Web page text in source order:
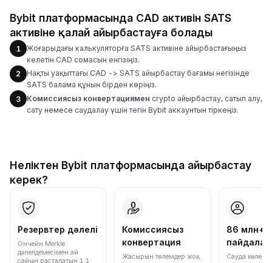
Bybit платформасында CAD активін SATS
активіне қалай айырбастауға болады
1
Жоғарыдағы калькуляторға SATS активіне айырбастағыңыз
келетін CAD сомасын енгізіңіз.
2
Нақты уақыттағы CAD -> SATS айырбастау бағамы негізінде
SATS балама құнын бірден көріңіз.
3
Комиссиясыз конвертациямен crypto айырбастау, сатып алу,
сату немесе саудалау үшін тегін Bybit аккаунтын тіркеңіз.
Неліктен Bybit платформасында айырбастау
керек?
Резервтер дәлелі
Ончейн Merkle
дәлелдемесімен ай
сайын расталатын 1:1
Комиссиясыз
конвертация
Жасырын төлемдер жоқ.
86 млн+
Сауда көлемі